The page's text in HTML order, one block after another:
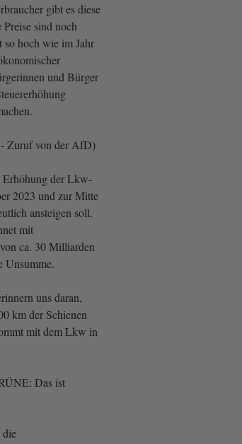
gibt es diese
sind noch
so hoch wie im Jahr
und Bürger
Zuruf von der AfD)
Erhöhung der Lkw-
2023 und zur Mitte
ansteigen soll.
mit
ca. 30 Milliarden
Unsumme.
uns daran,
km der Schienen
mit dem Lkw in
Das ist
die